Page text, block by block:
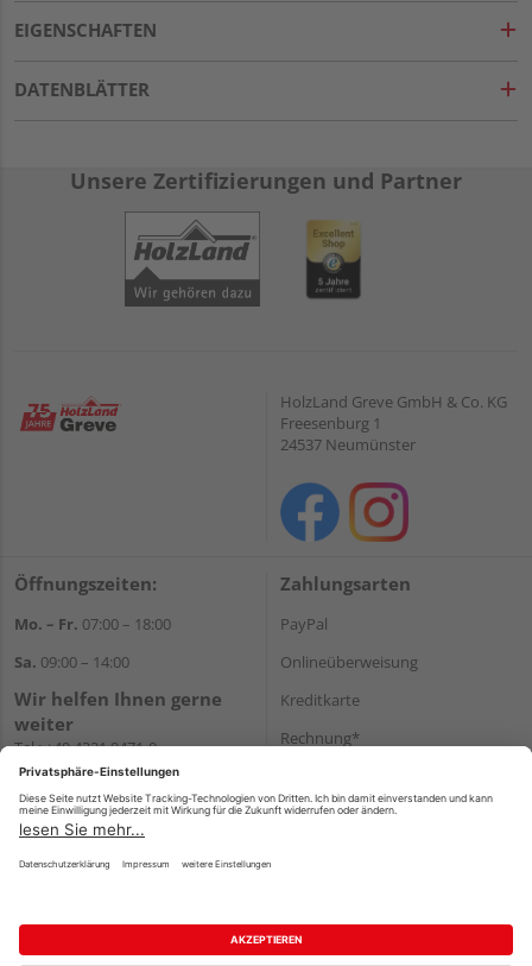
EIGENSCHAFTEN
DATENBLÄTTER
Unsere Zertifizierungen und Partner
HolzLand Greve GmbH & Co. KG
Freesenburg 1
24537 Neumünster
Öffnungszeiten:
Mo. – Fr. 07:00 – 18:00
Sa. 09:00 – 14:00
Wir helfen Ihnen gerne
weiter
Tel.:+49 4321 9471-0
E-Mail:shop@holzland-greve.de
Zahlungsarten
PayPal
Onlineüberweisung
Kreditkarte
Rechnung*
Versand
Impressum AGB Widerruf
Datenschutz